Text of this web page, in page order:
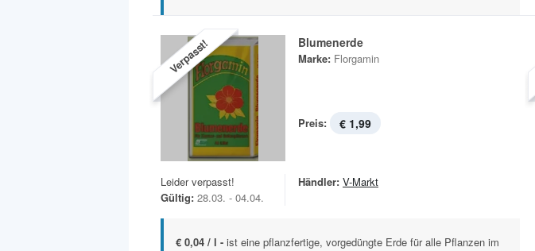
Verpasst! Blumenerde
Marke: Florgamin
Preis: € 1,99
Leider verpasst!
Gültig: 28.03. - 04.04.
Händler: V-Markt
€ 0,04 / l - ist eine pflanzfertige, vorgedüngte Erde für alle Pflanzen im